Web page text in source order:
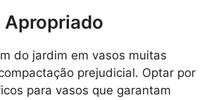
Apropriado
do jardim em vasos muitas
prejudicial. Optar por
para vasos que garantam